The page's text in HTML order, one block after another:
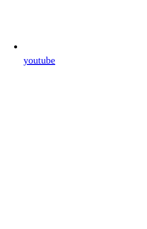
youtube